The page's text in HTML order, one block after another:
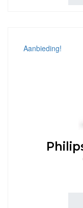
Aanbieding!